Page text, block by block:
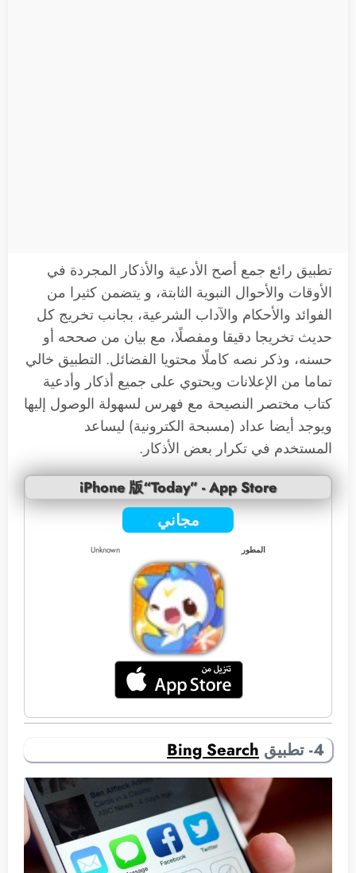
تطبيق رائع جمع أصح الأدعية والأذكار المجردة في
الأوقات والأحوال النبوية الثابتة، و يتضمن كثيرا من
الفوائد والأحكام والآداب الشرعية، بجانب تخريج كل
حديث تخريجا دقيقا ومفصلًا، مع بيان من صححه أو
حسنه، وذكر نصه كاملًا محتويا الفضائل. التطبيق خالي
تماما من الإعلانات ويحتوي على جميع أذكار وأدعية
كتاب مختصر النصيحة مع فهرس لسهولة الوصول إليها
ويوجد أيضا عداد (مسبحة الكترونية) ليساعد
المستخدم في تكرار بعض الأذكار.
iPhone 版“Today” - App Store
مجاني
المطور Unknown
4- تطبيق Bing Search